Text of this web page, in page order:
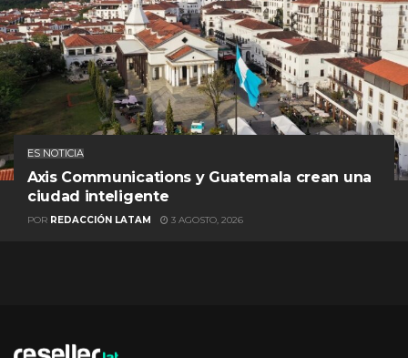
ES NOTICIA
Axis Communications y Guatemala crean una
ciudad inteligente
POR REDACCIÓN LATAM 3 AGOSTO, 2026